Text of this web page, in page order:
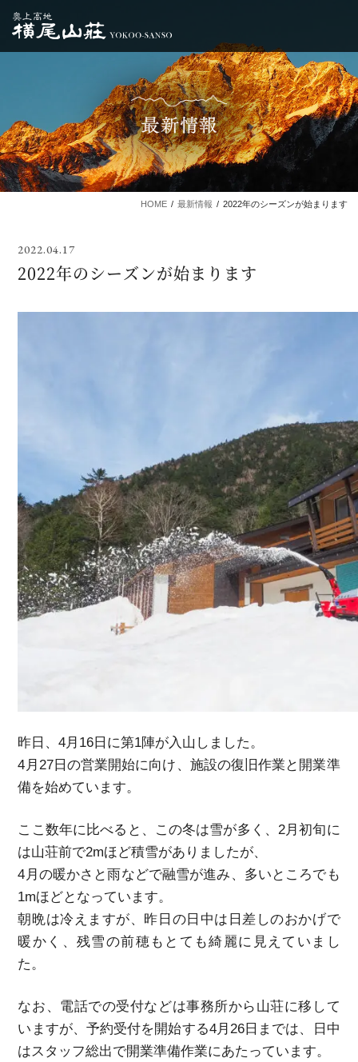
HOME 最新情報 2022年のシーズンが始まります
2022.04.17
2022年のシーズンが始まります
昨日、4月16日に第1陣が入山しました。
4月27日の営業開始に向け、施設の復旧作業と開業準
備を始めています。
ここ数年に比べると、この冬は雪が多く、2月初旬に
は山荘前で2mほど積雪がありましたが、
4 月の暖かさと雨などで融雪が進み、多いところでも
1mほどとなっています。
朝晩は冷えますが、昨日の日中は日差しのおかげで
暖かく、残雪の前穂もとても綺麗に見えていまし
た。
なお、電話での受付などは事務所から山荘に移して
いますが、予約受付を開始する4月 26日までは、日中
はスタッフ総出で開業準備作業にあたっています。